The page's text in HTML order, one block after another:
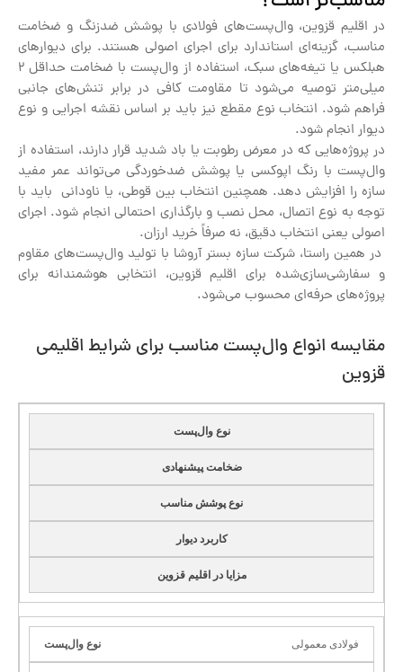
در اقلیم قزوین، وال‌پست‌های فولادی با پوشش ضدزنگ و ضخامت
مناسب، گزینه‌ای استاندارد برای اجرای اصولی هستند. برای دیوارهای
هبلکس یا تیغه‌های سبک، استفاده از وال‌پست با ضخامت حداقل ۲
میلی‌متر توصیه می‌شود تا مقاومت کافی در برابر تنش‌های جانبی
فراهم شود. انتخاب نوع مقطع نیز باید بر اساس نقشه اجرایی و نوع
دیوار انجام شود.
در پروژه‌هایی که در معرض رطوبت یا باد شدید قرار دارند، استفاده از
وال‌پست با رنگ اپوکسی یا پوشش ضدخوردگی می‌تواند عمر مفید
سازه را افزایش دهد. همچنین انتخاب بین قوطی، یا ناودانی باید با
توجه به نوع اتصال، محل نصب و بارگذاری احتمالی انجام شود. اجرای
اصولی یعنی انتخاب دقیق، نه صرفاً خرید ارزان.
در همین راستا، شرکت سازه بستر آروشا با تولید وال‌پست‌های مقاوم
و سفارشی‌سازی‌شده برای اقلیم قزوین، انتخابی هوشمندانه برای
پروژه‌های حرفه‌ای محسوب می‌شود.
مقایسه انواع وال‌پست مناسب برای شرایط اقلیمی
قزوین
نوع وال‌پست
ضخامت پیشنهادی
نوع پوشش مناسب
کاربرد دیوار
مزایا در اقلیم قزوین
فولادی معمولی